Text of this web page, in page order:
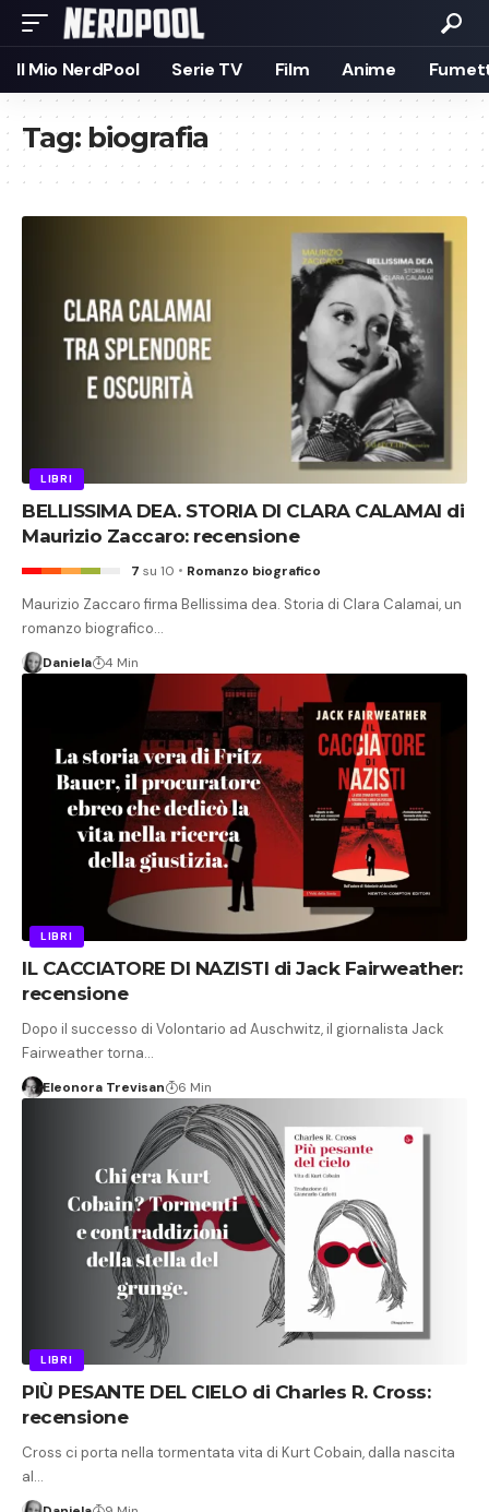
Il Mio NerdPool Serie TV Film Anime
Tag: biografia
LIBRI
BELLISSIMA DEA. STORIA DI CLARA CALAMAI di
Maurizio Zaccaro: recensione
7 su 10 Romanzo biografico
Maurizio Zaccaro firma Bellissima dea. Storia di Clara Calamai, un
romanzo biografico…
Daniela 4 Min
LIBRI
IL CACCIATORE DI NAZISTI di Jack Fairweather:
recensione
Dopo il successo di Volontario ad Auschwitz, il giornalista Jack
Fairweather torna…
Eleonora Trevisan 6 Min
LIBRI
PIÙ PESANTE DEL CIELO di Charles R. Cross:
recensione
Cross ci porta nella tormentata vita di Kurt Cobain, dalla nascita
al…